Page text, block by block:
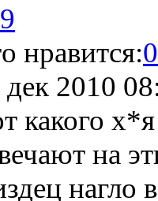
нравится:0
дек 2010
какого
на
нагло